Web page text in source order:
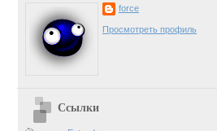
force
Просмотреть профиль
Ссылки